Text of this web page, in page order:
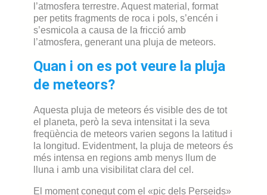
l’atmosfera terrestre. Aquest material, format
per petits fragments de roca i pols, s’encén i
s’esmicola a causa de la fricció amb
l’atmosfera, generant una pluja de meteors.
Quan i on es pot veure la pluja
de meteors?
Aquesta pluja de meteors és visible des de tot
el planeta, però la seva intensitat i la seva
freqüència de meteors varien segons la latitud i
la longitud. Evidentment, la pluja de meteors és
més intensa en regions amb menys llum de
lluna i amb una visibilitat clara del cel.
El moment conegut com el «pic dels Perseids»